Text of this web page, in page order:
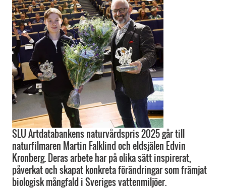
SLU Artdatabankens naturvårdspris 2025 går till
naturfilmaren Martin Falklind och eldsjälen Edvin
Kronberg. Deras arbete har på olika sätt inspirerat,
påverkat och skapat konkreta förändringar som främjat
biologisk mångfald i Sveriges vattenmiljöer.